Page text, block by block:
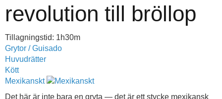
revolution till bröllop
Tillagningstid: 1h30m
Grytor / Guisado
Huvudrätter
Kött
Mexikanskt
Det här är inte bara en gryta — det är ett stycke mexikansk